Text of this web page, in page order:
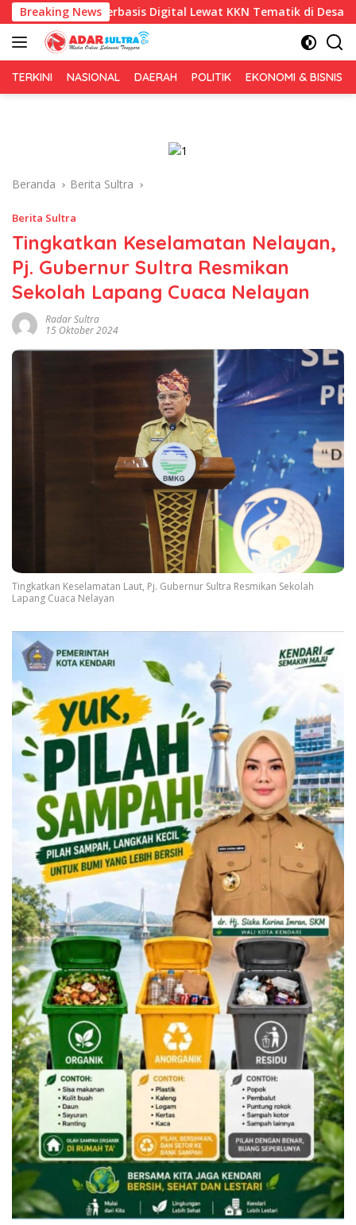
Langsung
ke
konten
Breaking News
Digital Lewat KKN Tematik di Desa Alebo
TERKINI NASIONAL DAERAH POLITIK EKONOMI & BISNIS
Beranda Berita Sultra
Berita Sultra
Tingkatkan Keselamatan Nelayan,
Pj. Gubernur Sultra Resmikan
Sekolah Lapang Cuaca Nelayan
Radar Sultra
15 Oktober 2024
Tingkatkan Keselamatan Laut, Pj. Gubernur Sultra Resmikan Sekolah
Lapang Cuaca Nelayan